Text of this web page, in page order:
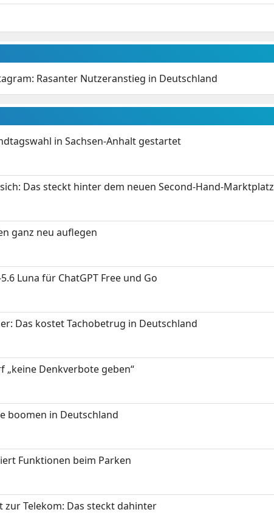
Rasanter Nutzeranstieg in Deutschland
in Sachsen-Anhalt gestartet
Das steckt hinter dem neuen Second-Hand-Marktplatz
ganz neu auflegen
Luna für ChatGPT Free und Go
Das kostet Tachobetrug in Deutschland
„keine Denkverbote geben“
boomen in Deutschland
Funktionen beim Parken
zur Telekom: Das steckt dahinter